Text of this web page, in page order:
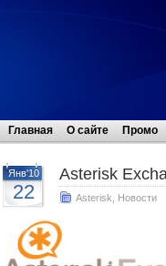
Главная О сайте Промо
Янв'10
22
Asterisk
Asterisk Новости